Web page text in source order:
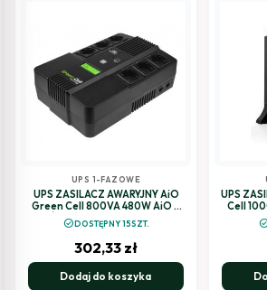
UPS 1-FAZOWE
UPS ZASILACZ AWARYJNY AiO
Green Cell 800VA 480W AiO Z
WYŚWIETLACZEM LCD UPS07
check_circleDOSTĘPNY 15SZT.
302,33 zł
Dodaj do koszyka
UPS
Cell
RACK